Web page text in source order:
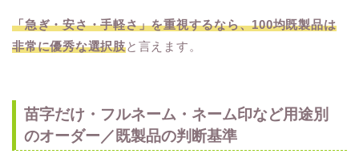
「急ぎ・安さ・手軽さ」を重視するなら、100均既製品は
非常に優秀な選択肢と言えます。
苗字だけ・フルネーム・ネーム印など用途別
のオーダー／既製品の判断基準